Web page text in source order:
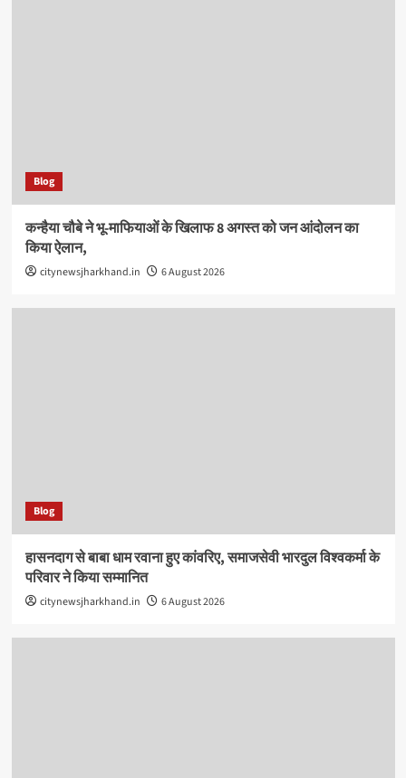
Blog
कन्हैया चौबे ने भू-माफियाओं के खिलाफ 8 अगस्त को जन आंदोलन का
किया ऐलान,
citynewsjharkhand.in 6 August 2026
Blog
हासनदाग से बाबा धाम रवाना हुए कांवरिए, समाजसेवी भारदुल विश्वकर्मा के
परिवार ने किया सम्मानित
citynewsjharkhand.in 6 August 2026